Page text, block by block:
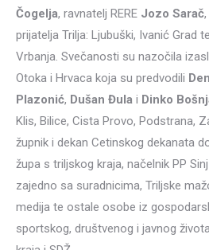
Čogelja, ravnatelj RERE Jozo Sarač
prijatelja Trilja: Ljubuški, Ivanić Grad
Vrbanja. Svečanosti su nazočila
Otoka i Hrvaca koja su predvodili
Plazonić, Dušan Đula i Dinko
Klis, Bilice, Cista Provo, Podstrana,
župnik i dekan Cetinskog dekanata
župa s triljskog kraja, načelnik PP Sinj
zajedno sa suradnicima, Triljske
medija te ostale osobe iz
sportskog, društvenog i javnog